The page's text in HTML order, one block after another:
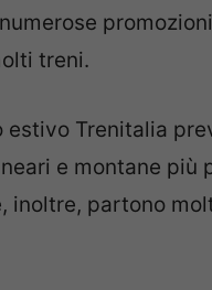
treni.
estivo Trenitalia
e montane più
inoltre, partono